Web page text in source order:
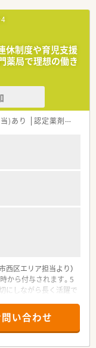
つけ薬剤師」の充実
とりの薬剤師が、服
防止し、患者様が安心
。
医薬品）や健康食品と
にしています。
している法人です。
ます。
に関しても年間平均
、時短制度も取り入
」の導入も推
休制度や育児支援
薬局で理想の働き
)あり 認定薬剤師取得支援あり
西区エリア担当より）
から付与されます。5
にしながら長く活躍で
という、日々の通勤
い合わせ